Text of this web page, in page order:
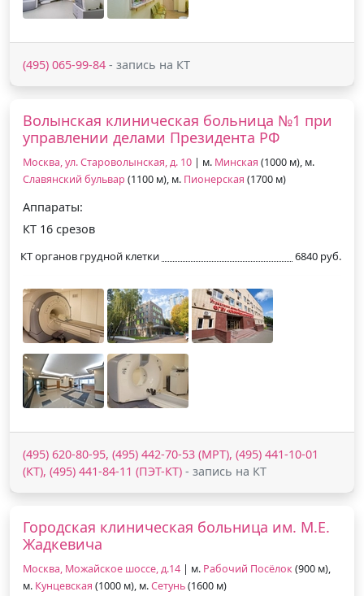
(495) 065-99-84 - запись на КТ
Волынская клиническая больница №1 при
управлении делами Президента РФ
Москва, ул. Староволынская, д. 10 | м. Минская (1000 м), м.
Славянский бульвар (1100 м), м. Пионерская (1700 м)
Аппараты:
КТ 16 срезов
КТ органов грудной клетки 6840 руб.
(495) 620-80-95, (495) 442-70-53 (МРТ), (495) 441-10-01
(КТ), (495) 441-84-11 (ПЭТ-КТ) - запись на КТ
Городская клиническая больница им. М.Е.
Жадкевича
Москва, Можайское шоссе, д.14 | м. Рабочий Посёлок(900 м),
м. Кунцевская (1000 м), м.Сетунь(1600 м)